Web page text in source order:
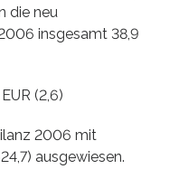
die neu
insgesamt 38,9
(2,6)
2006 mit
ausgewiesen.